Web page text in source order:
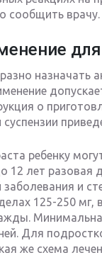
сообщить врачу.
назначать
о
суспензии
ребенку
12 лет разовая
и
125-250 мг,
Для
же схема